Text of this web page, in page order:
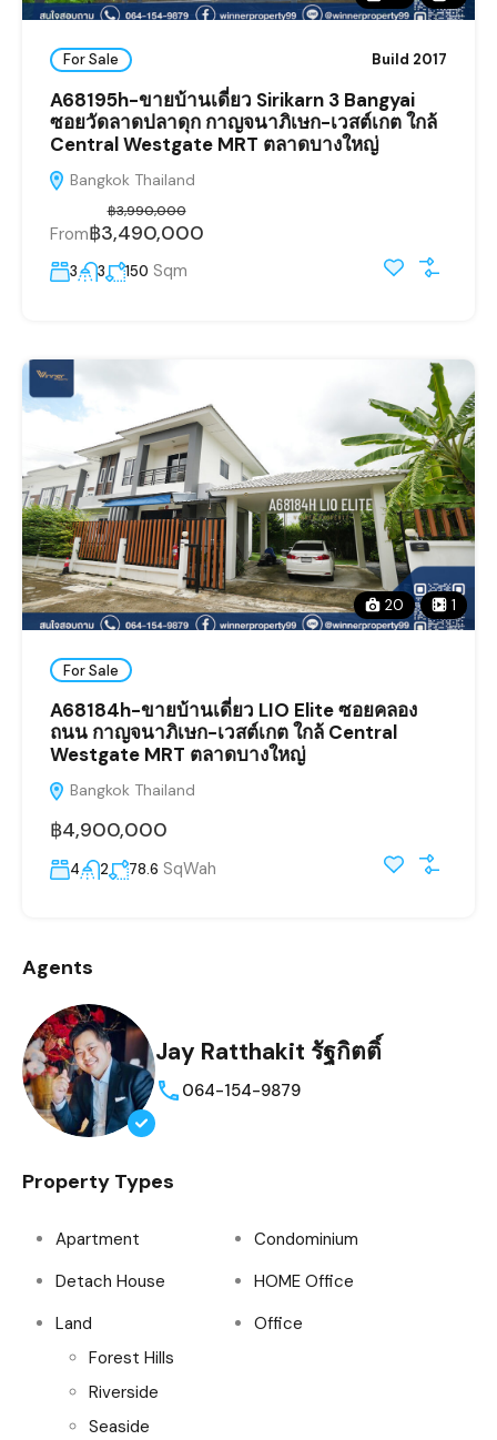
For Sale Build 2017
A68195h-ขายบ้านเดี่ยว Sirikarn 3 Bangyai
ซอยวัดลาดปลาดุก กาญจนาภิเษก-เวสต์เกต ใกล้
Central Westgate MRT ตลาดบางใหญ่
Bangkok Thailand
From฿3,490,000
฿3,990,000
3 3 150 Sqm
20 1
For Sale
A68184h-ขายบ้านเดี่ยว LIO Elite ซอยคลอง
ถนน กาญจนาภิเษก-เวสต์เกต ใกล้ Central
Westgate MRT ตลาดบางใหญ่
Bangkok Thailand
฿4,900,000
4 2 78.6 SqWah
Agents
Jay Ratthakit รัฐกิตติ์
064-154-9879
Property Types
Apartment
Condominium
Detach House
HOME Office
Land
Forest Hills
Riverside
Seaside
Office